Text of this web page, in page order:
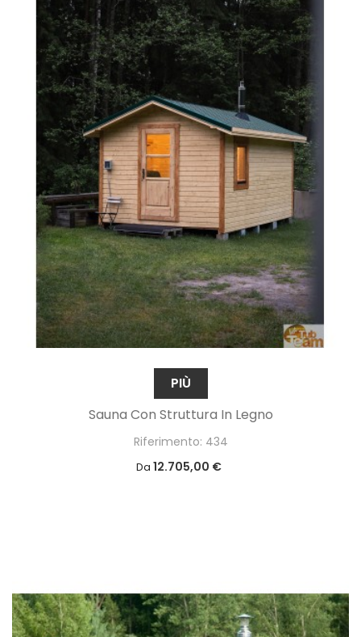
PIÙ
Sauna Con Struttura In Legno
Riferimento: 434
Da 12.705,00 €